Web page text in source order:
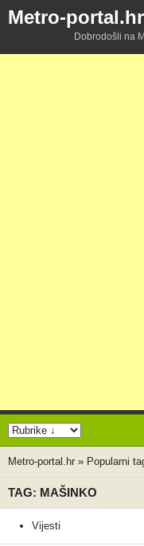
Metro-portal.hr
Dobrodošli na
Metro-portal.hr » Popularni
TAG: MAŠINKO
Vijesti